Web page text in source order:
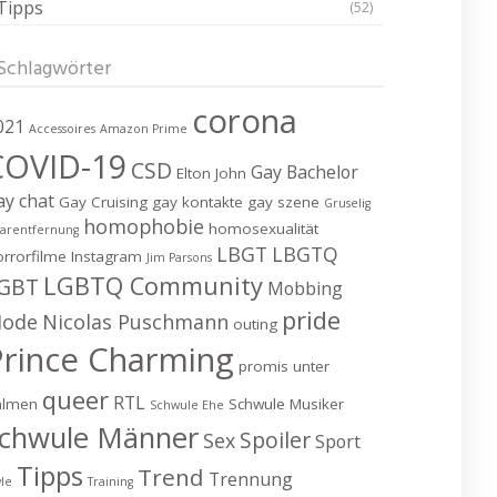
(52)
Accessoires Amazon Prime corona
19 CSD Elton John Gay Bachelor
chat Gay Cruising gay kontakte gay szene Gruselig
homophobie homosexualität
Instagram Jim Parsons LBGT LBGTQ
LGBTQ Community Mobbing
Nicolas Puschmann outing pride
Charming promis unter
queer RTL Schwule Ehe Schwule Musiker
Männer Sex SpoilerSport
Tipps Training Trend Trennung